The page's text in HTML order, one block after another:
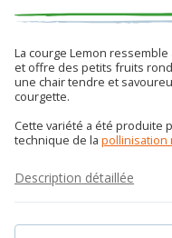
La courge Lemon
et offre des petits fruits
une chair tendre et
courgette.
Cette variété a été produite
technique de la pollinisation
Description détaillée